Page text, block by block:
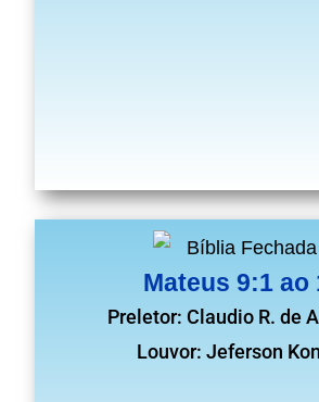
Mateus 9:1 ao
Preletor: Claudio R. de
Louvor: Jeferson